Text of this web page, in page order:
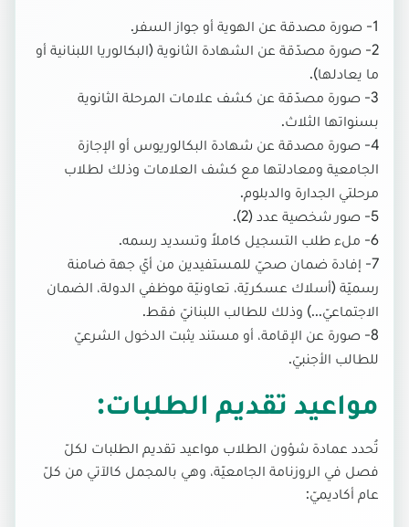
1- صورة مصدقة عن الهوية أو جواز السفر.
2- صورة مصدّقة عن الشهادة الثانوية (البكالوريا اللبنانية أو
ما يعادلها).
3- صورة مصدّقة عن كشف علامات المرحلة الثانوية
بسنواتها الثلاث.
4- صورة مصدقة عن شهادة البكالوريوس أو الإجازة
الجامعية ومعادلتها مع كشف العلامات وذلك لطلاب
مرحلتي الجدارة والدبلوم.
5- صور شخصية عدد (2).
6- ملء طلب التسجيل كاملاً وتسديد رسمه.
7- إفادة ضمان صحيّ للمستفيدين من أيّ جهة ضامنة
رسميّة (أسلاك عسكريّة، تعاونيّة موظفي الدولة، الضمان
الاجتماعيّ...) وذلك للطالب اللبنانيّ فقط.
8- صورة عن الإقامة، أو مستند يثبت الدخول الشرعيّ
للطالب الأجنبيّ.
مواعيد تقديم الطلبات:
تُحدد عمادة شؤون الطلاب مواعيد تقديم الطلبات لكلّ
فصل في الروزنامة الجامعيّة، وهي بالمجمل كالآتي من كلّ
عام أكاديميّ: